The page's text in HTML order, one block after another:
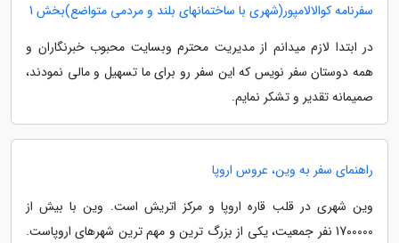
سفرنامه کوالالامپور(شهری با ساختمانهای بلند و مردمی متواضع)بخش 1
در ابتدا لازم میدانم از مدیریت محترم وبسایت محبوب خبرنگاران و
همه دوستان سفر نویس که این سفر رو برای ما تسهیل و مالی نمودند،
صمیمانه تقدیر و تشکر نمایم.
راهنمای سفر به وین، عروس اروپا
وین شهری در قلب قاره اروپا و مرکز اتریش است. وین با بیش از
1700000 نفر جمعیت، یکی از بزرگ ترین و مهم ترین شهرهای اروپاست.